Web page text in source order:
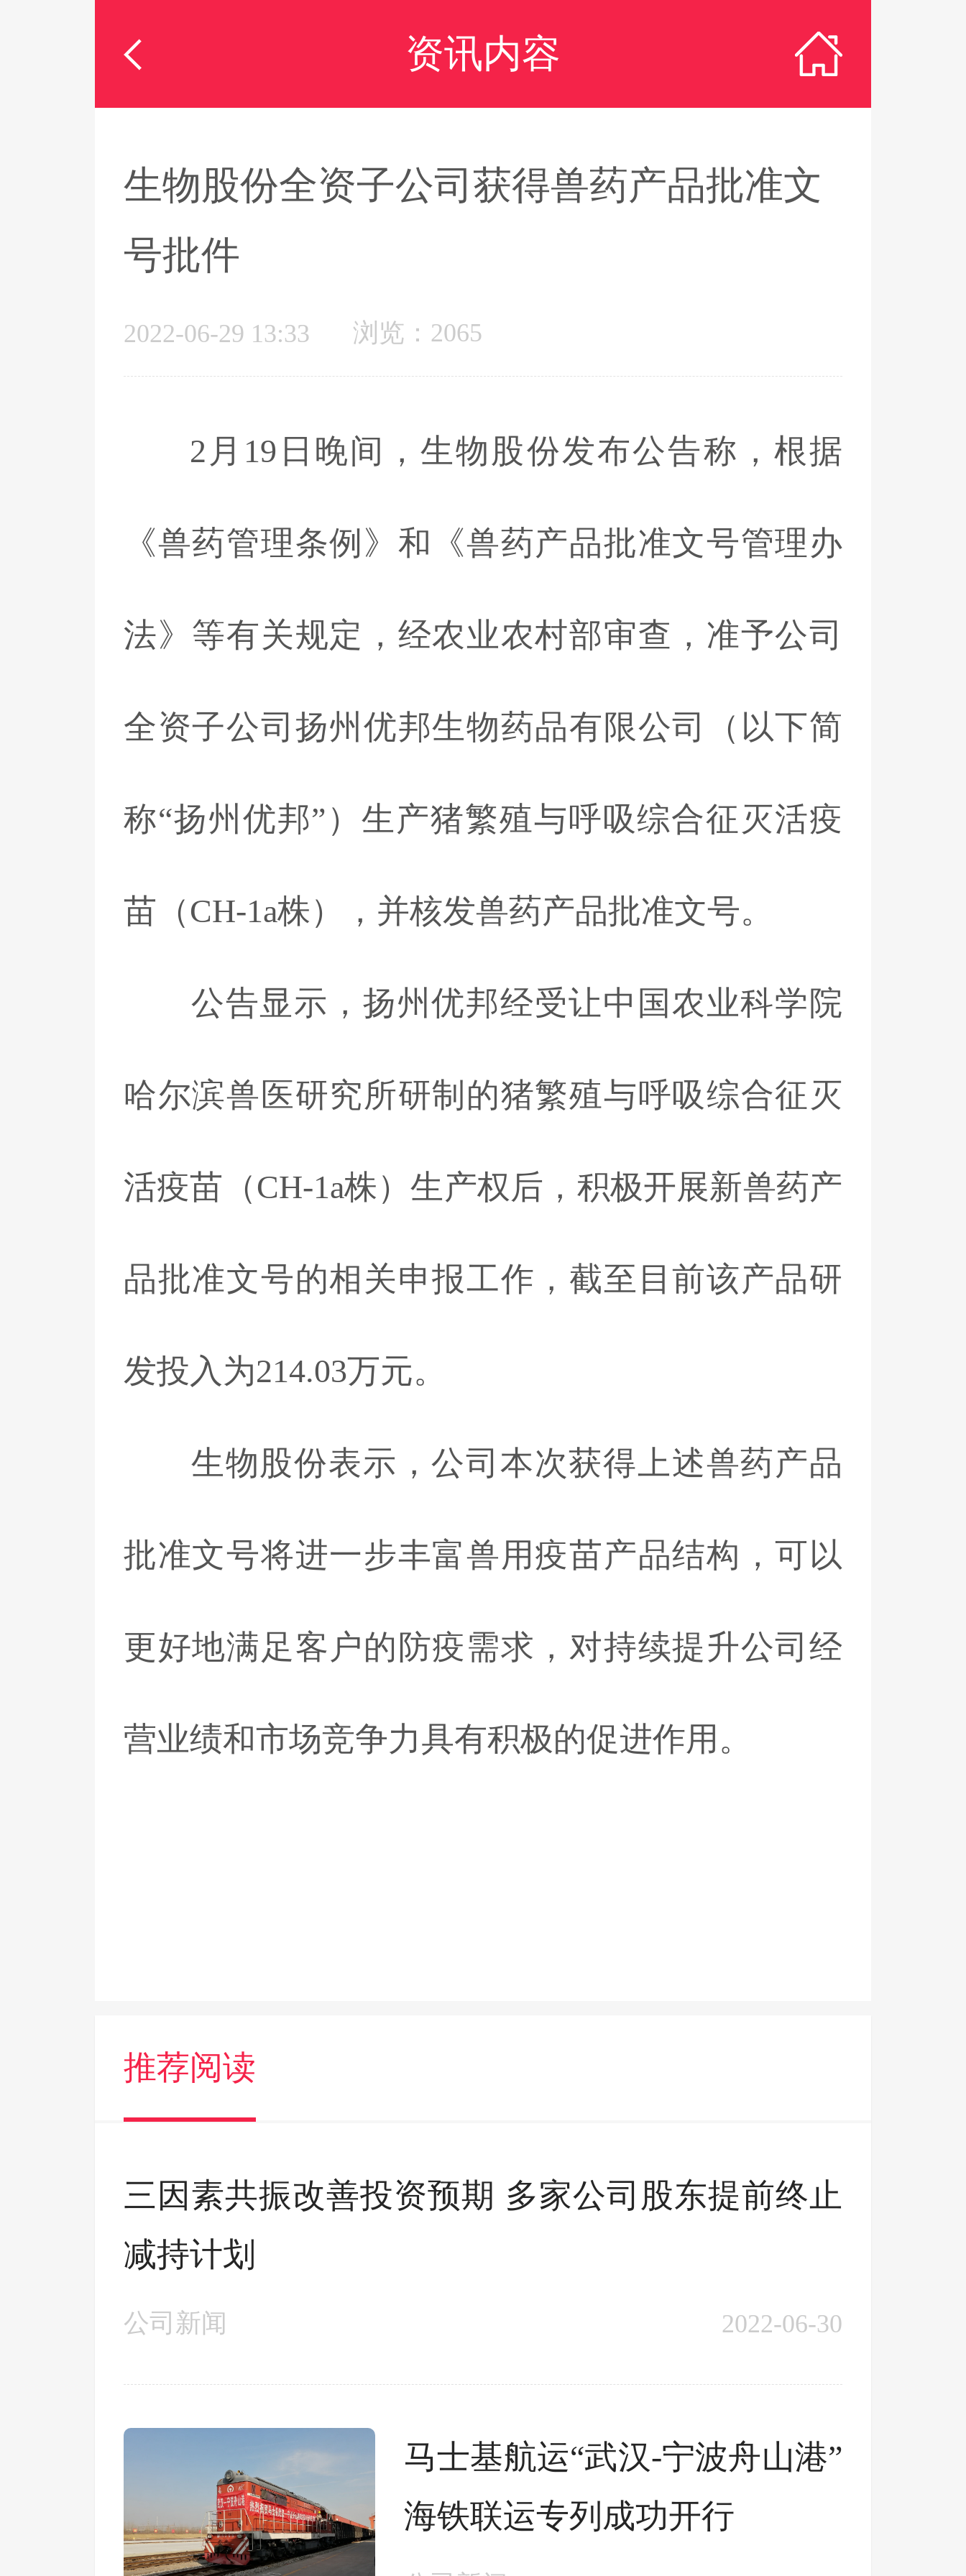
资讯内容
生物股份全资子公司获得兽药产品批准文
号批件
2022-06-29 13:33 浏览：2065
2月19日晚间，生物股份发布公告称，根据
《兽药管理条例》和《兽药产品批准文号管理办
法》等有关规定，经农业农村部审查，准予公司
全资子公司扬州优邦生物药品有限公司（以下简
称“扬州优邦”）生产猪繁殖与呼吸综合征灭活疫
苗（CH-1a株），并核发兽药产品批准文号。
公告显示，扬州优邦经受让中国农业科学院
哈尔滨兽医研究所研制的猪繁殖与呼吸综合征灭
活疫苗（CH-1a株）生产权后，积极开展新兽药产
品批准文号的相关申报工作，截至目前该产品研
发投入为214.03万元。
生物股份表示，公司本次获得上述兽药产品
批准文号将进一步丰富兽用疫苗产品结构，可以
更好地满足客户的防疫需求，对持续提升公司经
营业绩和市场竞争力具有积极的促进作用。
推荐阅读
三因素共振改善投资预期 多家公司股东提前终止
减持计划
公司新闻 2022-06-30
马士基航运“武汉-宁波舟山港”
海铁联运专列成功开行